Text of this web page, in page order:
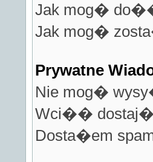
Jak mog�
Jak mog�
Prywatne
Nie mog�
Wci�� dostaj�
Dosta�em